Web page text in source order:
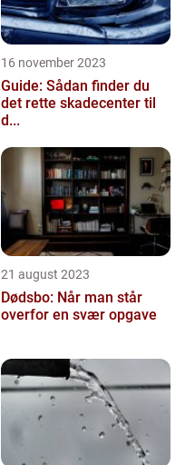
16 november 2023
Guide: Sådan finder du
det rette skadecenter til
d...
21 august 2023
Dødsbo: Når man står
overfor en svær opgave